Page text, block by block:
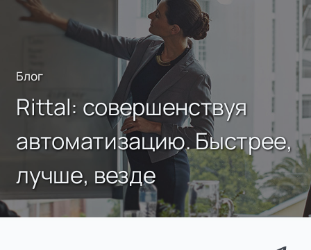
Блог
Rittal: совершенствуя
автоматизацию. Быстрее,
лучше, везде